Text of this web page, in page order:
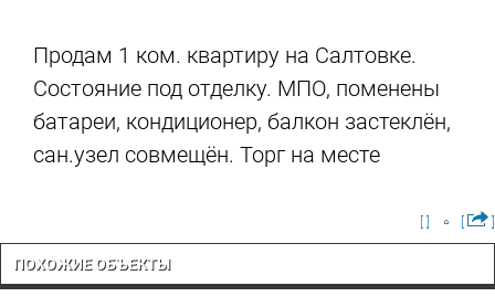
Продам 1 ком. квартиру на Салтовке.
Состояние под отделку. МПО, поменены
батареи, кондиционер, балкон застеклён,
сан.узел совмещён. Торг на месте
ПОХОЖИЕ ОБЪЕКТЫ